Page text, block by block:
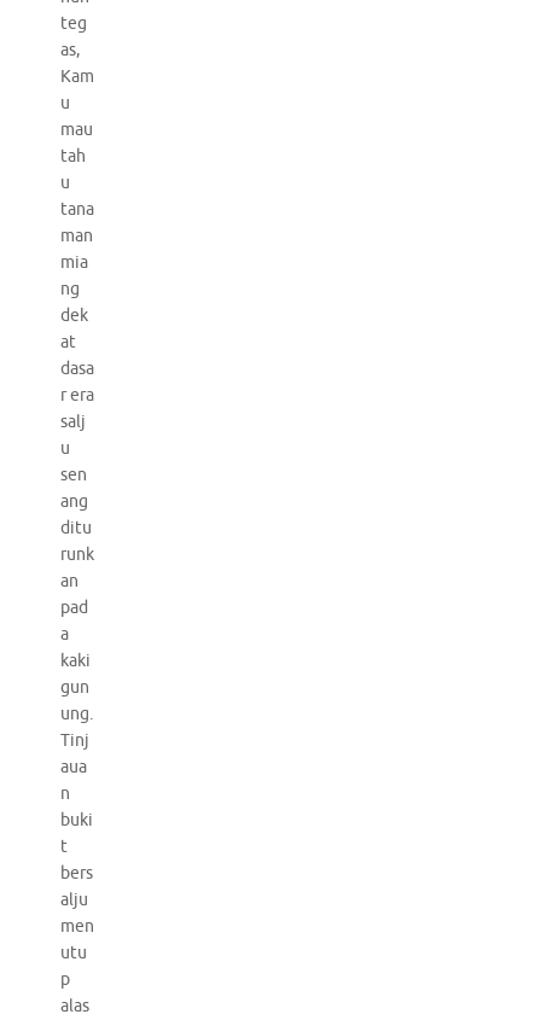
teg
as,
Kam
u
mau
tah
u
tana
man
mia
ng
dek
at
dasa
r era
salj
u
sen
ang
ditu
runk
an
pad
a
kaki
gun
ung.
Tinj
aua
n
buki
t
bers
alju
men
utu
p
alas